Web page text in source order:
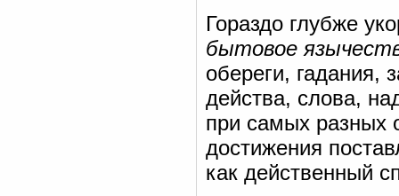
Гораздо глубже
бытовое
обереги, гадания,
действа, слова,
при самых разных
достижения
как действенный